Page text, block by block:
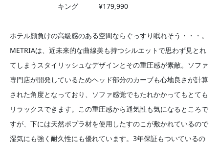
キング ¥179,990
ホテル顔負けの高級感のある空間ならぐっすり眠れそう・・・。
METRIAは、近未来的な曲線美も持つシルエットで思わず見とれ
てしまうスタイリッシュなデザインとその重圧感が素敵。ソファ
専門店が開発しているためヘッド部分のカーブも心地良さが計算
された角度となっており、ソファ感覚でもたれかかってもとても
リラックスできます。この重圧感から通気性も気になるところで
すが、下には天然ポプラ材を使用したすのこが敷かれているので
湿気にも強く耐久性にも優れています。3年保証もついているの